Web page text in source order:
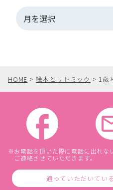
HOME > 絵本とリトミック > 1歳
お電話を頂いた際に電話に出れな
ご連絡させていただきます。
通っていただいてい